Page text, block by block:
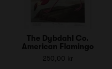
The Dybdahl Co.
American Flamingo
250,00 kr